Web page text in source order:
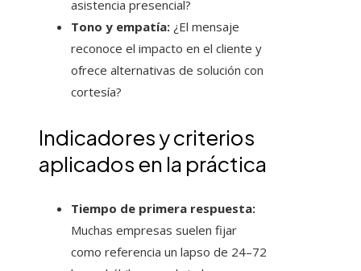
asistencia presencial?
Tono y empatía: ¿El mensaje
reconoce el impacto en el cliente y
ofrece alternativas de solución con
cortesía?
Indicadores y criterios
aplicados en la práctica
Tiempo de primera respuesta:
Muchas empresas suelen fijar
como referencia un lapso de 24–72